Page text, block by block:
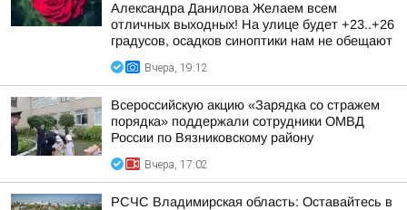
Александра Данилова Желаем всем
отличных выходных! На улице будет +23..+26
градусов, осадков синоптики нам не обещают
Вчера, 19:12
Всероссийскую акцию «Зарядка со стражем
порядка» поддержали сотрудники ОМВД
России по Вязниковскому району
Вчера, 17:02
РСЧС Владимирская область: Оставайтесь в